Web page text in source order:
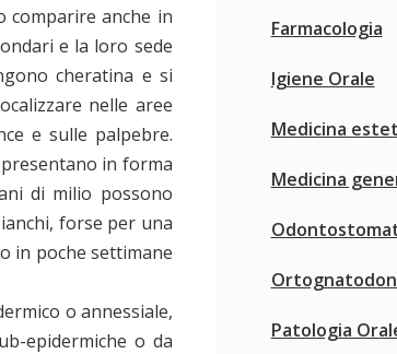
comparire anche in
e la loro sede
cheratina e si
nelle aree
e sulle palpebre.
in forma
di milio possono
forse per una
in poche settimane
o annessiale,
epidermiche o da
Farmacologia
Igiene Orale
Medicina
Medicina
Patologia